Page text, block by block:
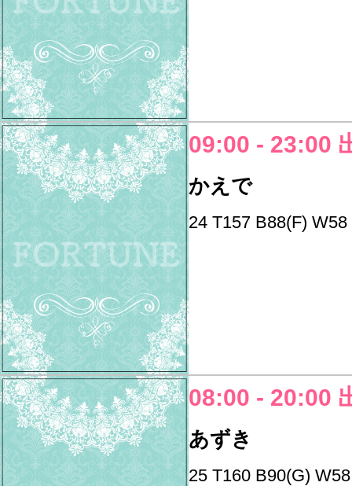
09:00 - 23:00
かえで
24 T157 B88(F) W58
08:00 - 20:00
あずき
25 T160 B90(G)